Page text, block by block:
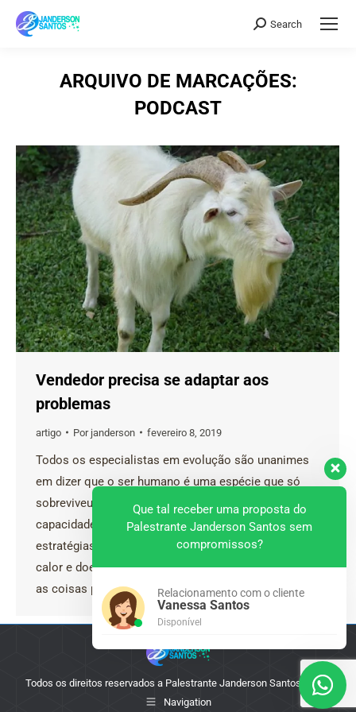
Search:
Search
ARQUIVO DE MARCAÇÕES:
PODCAST
Vendedor precisa se adaptar aos
problemas
artigo Por janderson fevereiro 8, 2019
Todos os especialistas em evolução são unanimes
em dizer que o ser humano é uma espécie que só
sobreviveu ao longo dos anos devido sua incrível
capacidade de se adaptar as mudanças e criar
estratégias e maneiras para suportar a fome, frio,
calor e doenças. Nós somos capazes de nos adaptar
as coisas positivas e…
Todos os direitos reservados a Palestrante Janderson Santos - 2025
Navigation
Que tal receber uma proposta do
Palestrante Janderson Santos sem
compromissos?
Relacionamento com o cliente
Vanessa Santos
Disponível